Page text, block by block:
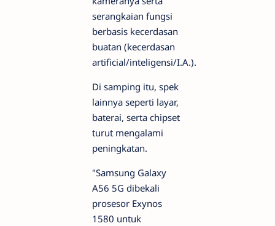
serangkaian fungsi
berbasis kecerdasan
buatan (kecerdasan
artificial/inteligensi/I.A.).
Di samping itu, spek
lainnya seperti layar,
baterai, serta chipset
turut mengalami
peningkatan.
"Samsung Galaxy
A56 5G dibekali
prosesor Exynos
1580 untuk